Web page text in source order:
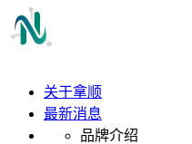
关于拿顺
最新消息
品牌介绍